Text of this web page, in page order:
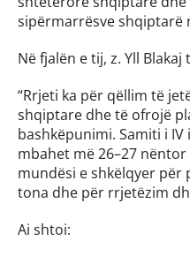
sipërmarrësve shqiptarë
Në fjalën e tij, z. Yll Blakaj
“Rrjeti ka për qëllim të
shqiptare dhe të ofrojë
bashkëpunimi. Samiti i
mbahet më 26–27
mundësi e shkëlqyer për
tona dhe për rrjetëzim
Ai shtoi: